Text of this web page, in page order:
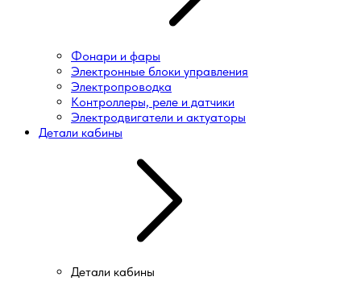
Фонари и фары
Электронные блоки управления
Электропроводка
Контроллеры, реле и датчики
Электродвигатели и актуаторы
Детали кабины
Детали кабины